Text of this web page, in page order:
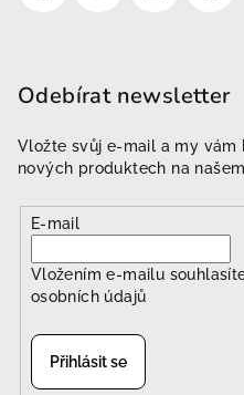
Odebírat newsletter
Vložte svůj e-mail a my vám
nových produktech na
E-mail
Vložením e-mailu
osobních údajů
Přihlásit se